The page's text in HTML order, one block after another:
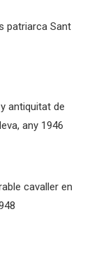
patriarca Sant
antiquitat de
any 1946
cavaller en